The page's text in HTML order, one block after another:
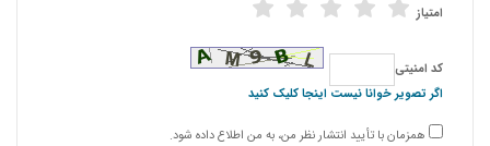
امتیاز
كد امنیتی
اگر تصویر خوانا نیست اینجا کلیک کنید
همزمان با تأیید انتشار نظر من، به من اطلاع داده شود.